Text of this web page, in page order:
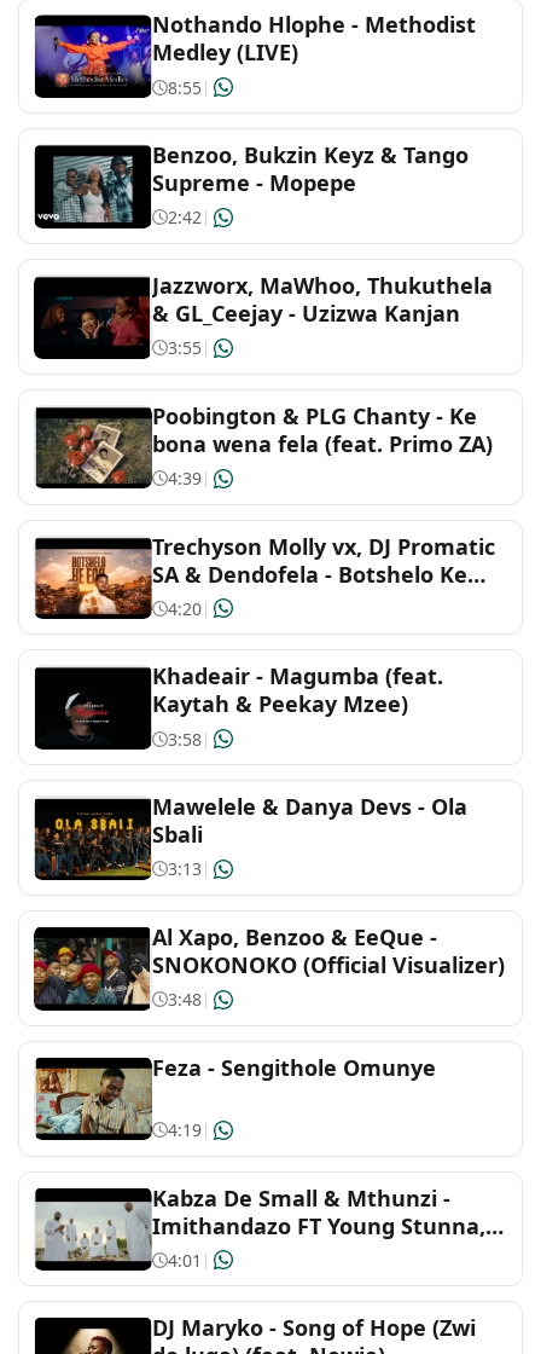
Nothando Hlophe - Methodist
Medley (LIVE)
8:55|
Benzoo, Bukzin Keyz & Tango
Supreme - Mopepe
2:42|
Jazzworx, MaWhoo, Thukuthela
& GL_Ceejay - Uzizwa Kanjan
3:55|
Poobington & PLG Chanty - Ke
bona wena fela (feat. Primo ZA)
4:39|
Trechyson Molly vx, DJ Promatic
SA & Dendofela - Botshelo Ke
Eng (Extended DJ Version ) by
Trechyson Molly vx, DJ Promatic
SA & Dendofela
4:20|
Khadeair - Magumba (feat.
Kaytah & Peekay Mzee)
3:58|
Mawelele & Danya Devs - Ola
Sbali
3:13 |
Al Xapo, Benzoo & EeQue -
SNOKONOKO (Official Visualizer)
3:48|
Feza - Sengithole Omunye
4:19|
Kabza De Small & Mthunzi -
Imithandazo FT Young Stunna,
DJ Maphorisa, Sizwe Alakine &
UmthakathiKush
4:01 |
DJ Maryko - Song of Hope (Zwi